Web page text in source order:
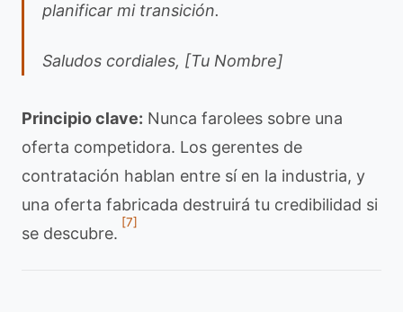
planificar mi transición.
Saludos cordiales, [Tu Nombre]
Principio clave: Nunca farolees sobre una
oferta competidora. Los gerentes de
contratación hablan entre sí en la industria, y
una oferta fabricada destruirá tu credibilidad si
se descubre.
[7]